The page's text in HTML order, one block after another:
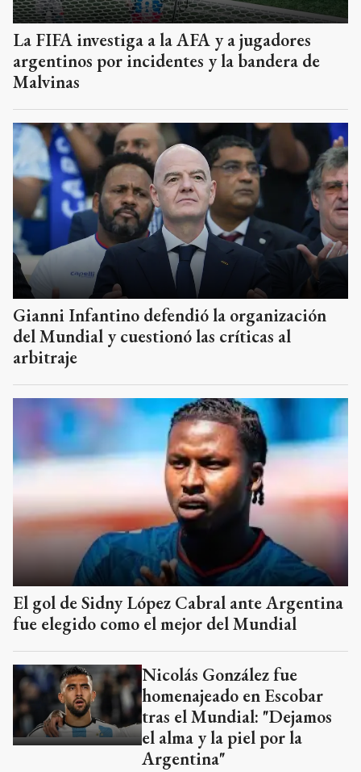
La FIFA investiga a la AFA y a jugadores
argentinos por incidentes y la bandera de
Malvinas
Gianni Infantino defendió la organización
del Mundial y cuestionó las críticas al
arbitraje
El gol de Sidny López Cabral ante Argentina
fue elegido como el mejor del Mundial
Nicolás González fue
homenajeado en Escobar
tras el Mundial: "Dejamos
el alma y la piel por la
Argentina"